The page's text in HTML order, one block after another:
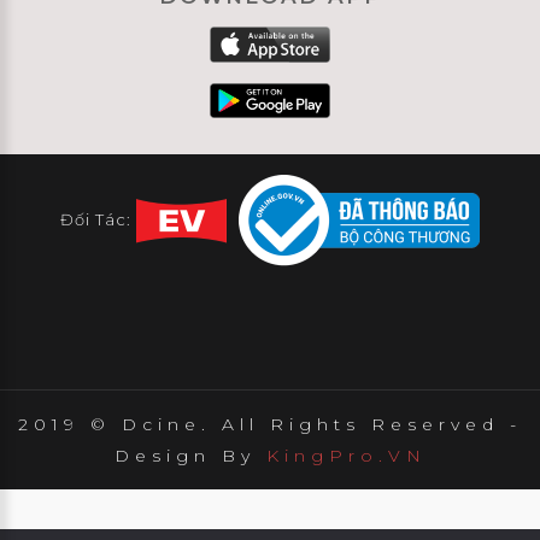
Đối Tác:
2019 © Dcine. All Rights Reserved -
Design By
KingPro.VN